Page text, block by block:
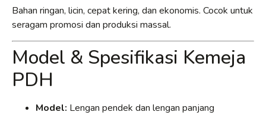
Bahan ringan, licin, cepat kering, dan ekonomis. Cocok untuk
seragam promosi dan produksi massal.
Model & Spesifikasi Kemeja
PDH
Model: Lengan pendek dan lengan panjang